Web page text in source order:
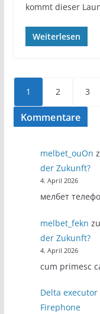
kommt dieser
Weiterlesen
der
1 2 3
Kommentare
melbet_ouOn
der Zukunft?
4. April 2026
мелбет
melbet_fekn zu
der Zukunft?
4. April 2026
cum primesc
Delta
Firephone